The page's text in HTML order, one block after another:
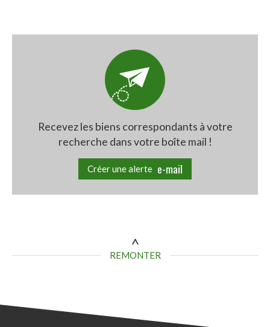
Recevez les biens correspondants à votre
recherche dans votre boîte mail !
Créer une alerte e-mail
REMONTER